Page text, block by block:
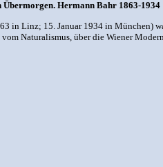
Hermann Bahr 1863-1934
in Linz; 15. Januar 1934 in München)
Naturalismus, über die Wiener